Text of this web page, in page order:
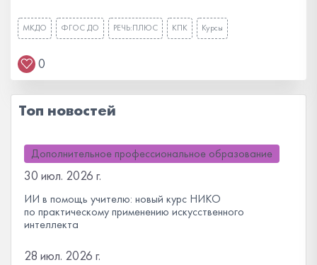
МКДО ФГОС ДО РЕЧЬ:ПЛЮС КПК Курсы
0
Топ новостей
Дополнительное профессиональное образование
30 июл. 2026 г.
ИИ в помощь учителю: новый курс НИКО
по практическому применению искусственного
интеллекта
28 июл. 2026 г.